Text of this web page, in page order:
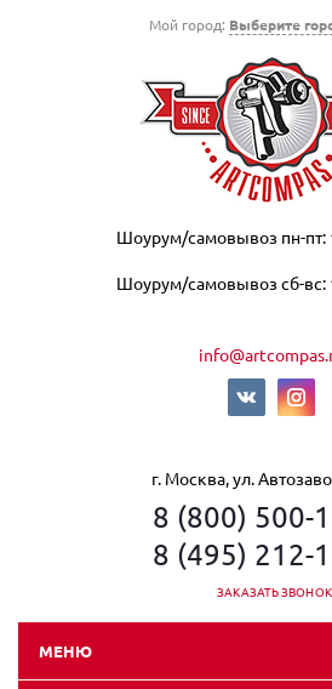
Мой город: Выберите
Шоурум/самовывоз пн-пт:
Шоурум/самовывоз сб-вс:
г. Москва, ул.
8 (800) 500-
8 (495) 212-
ЗАКАЗАТЬ ЗВОНОК
МЕНЮ